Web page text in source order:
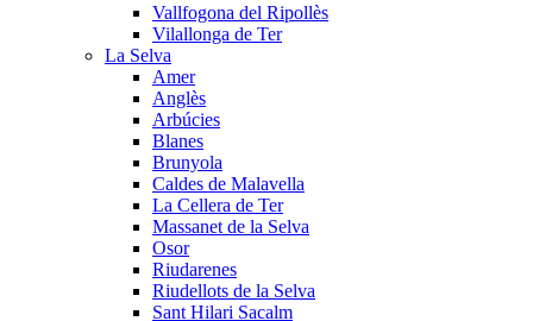
Vallfogona del Ripollès
Vilallonga de Ter
La Selva
Amer
Anglès
Arbúcies
Blanes
Brunyola
Caldes de Malavella
La Cellera de Ter
Massanet de la Selva
Osor
Riudarenes
Riudellots de la Selva
Sant Hilari Sacalm